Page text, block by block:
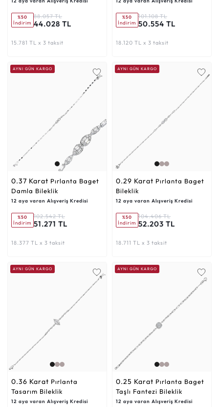
%50
İndirim
88.057 TL
44.028 TL
15.781 TL x 3 taksit
%50
İndirim
101.108 TL
50.554 TL
18.120 TL x 3 taksit
AYNI GÜN KARGO
0.37 Karat
Damla Bileklik
12 aya varan Alışveriş Kredisi
%50
İndirim
102.542 TL
51.271 TL
18.377 TL x 3 taksit
AYNI GÜN KARGO
0.29 Karat
Bileklik
12 aya varan Alışveriş Kredisi
%50
İndirim
104.406 TL
52.203 TL
18.711 TL x 3 taksit
AYNI GÜN KARGO
0.36 Karat
Tasarım Bileklik
12 aya varan Alışveriş Kredisi
AYNI GÜN KARGO
0.25 Karat
Taşlı Fantezi Bileklik
12 aya varan Alışveriş Kredisi